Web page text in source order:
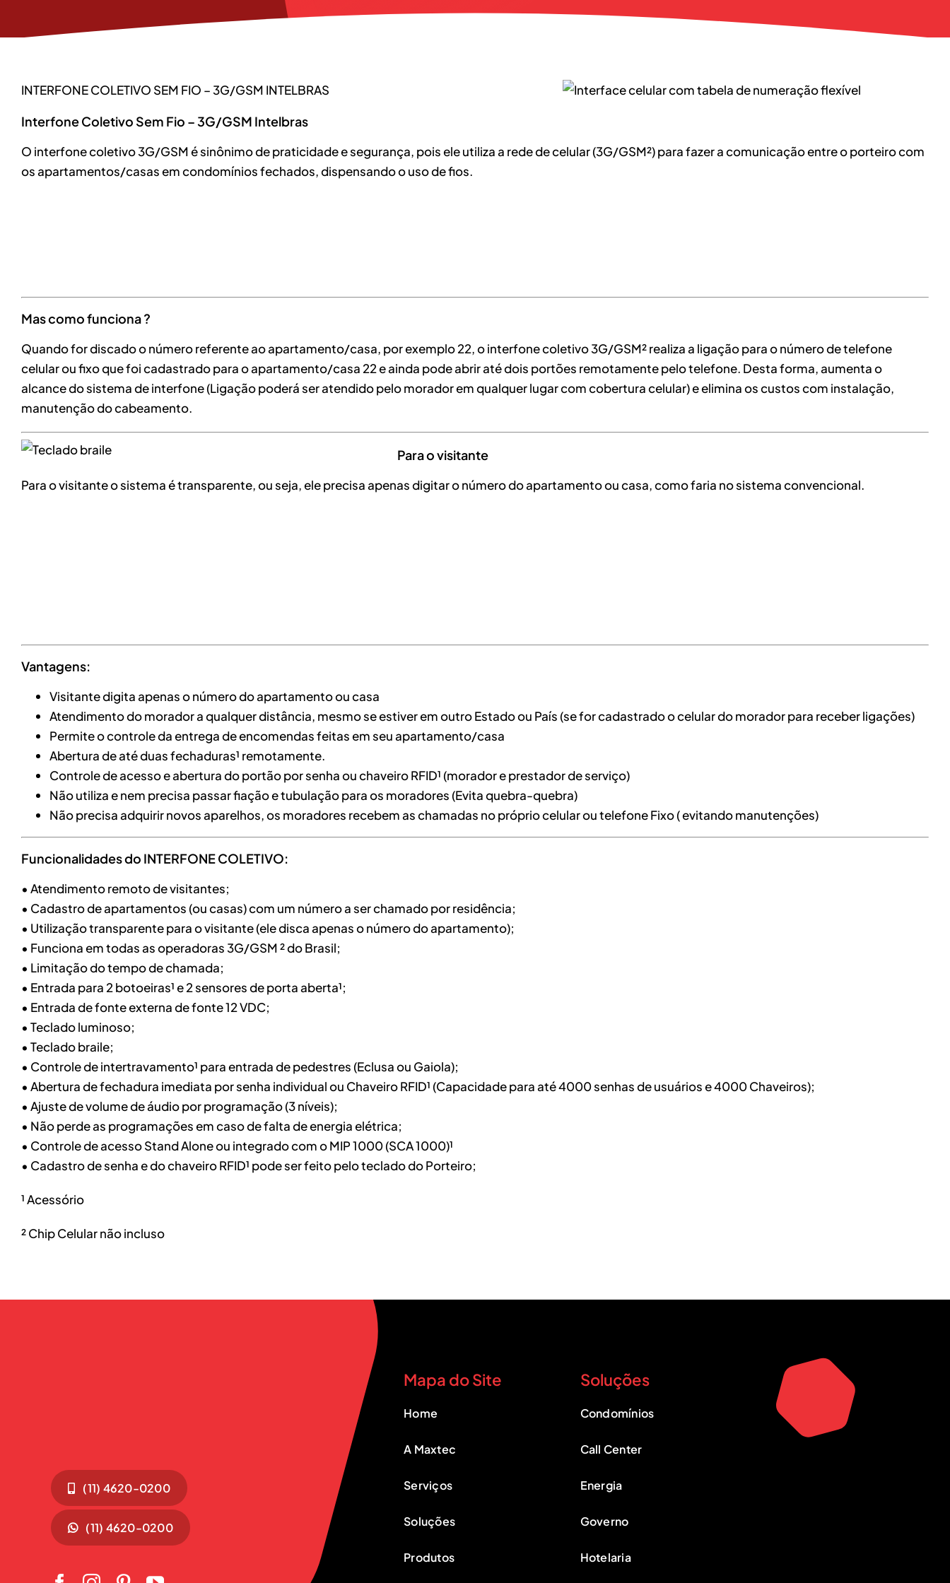
INTERFONE COLETIVO SEM FIO – 3G/GSM INTELBRAS
Interfone Coletivo Sem Fio – 3G/GSM Intelbras
O interfone coletivo 3G/GSM é sinônimo de praticidade e segurança, pois ele utiliza a rede de celular (3G/GSM²) para fazer a comunicação entre o porteiro com
os apartamentos/casas em condomínios fechados, dispensando o uso de fios.
Mas como funciona ?
Quando for discado o número referente ao apartamento/casa, por exemplo 22, o interfone coletivo 3G/GSM² realiza a ligação para o número de telefone
celular ou fixo que foi cadastrado para o apartamento/casa 22 e ainda pode abrir até dois portões remotamente pelo telefone. Desta forma, aumenta o
alcance do sistema de interfone (Ligação poderá ser atendido pelo morador em qualquer lugar com cobertura celular) e elimina os custos com instalação,
manutenção do cabeamento.
Para o visitante
Para o visitante o sistema é transparente, ou seja, ele precisa apenas digitar o número do apartamento ou casa, como faria no sistema convencional.
Vantagens:
Visitante digita apenas o número do apartamento ou casa
Atendimento do morador a qualquer distância, mesmo se estiver em outro Estado ou País (se for cadastrado o celular do morador para receber ligações)
Permite o controle da entrega de encomendas feitas em seu apartamento/casa
Abertura de até duas fechaduras¹ remotamente.
Controle de acesso e abertura do portão por senha ou chaveiro RFID¹ (morador e prestador de serviço)
Não utiliza e nem precisa passar fiação e tubulação para os moradores (Evita quebra-quebra)
Não precisa adquirir novos aparelhos, os moradores recebem as chamadas no próprio celular ou telefone Fixo ( evitando manutenções)
Funcionalidades do INTERFONE COLETIVO:
• Atendimento remoto de visitantes;
• Cadastro de apartamentos (ou casas) com um número a ser chamado por residência;
• Utilização transparente para o visitante (ele disca apenas o número do apartamento);
• Funciona em todas as operadoras 3G/GSM ² do Brasil;
• Limitação do tempo de chamada;
• Entrada para 2 botoeiras¹ e 2 sensores de porta aberta¹;
• Entrada de fonte externa de fonte 12 VDC;
• Teclado luminoso;
• Teclado braile;
• Controle de intertravamento¹ para entrada de pedestres (Eclusa ou Gaiola);
• Abertura de fechadura imediata por senha individual ou Chaveiro RFID¹ (Capacidade para até 4000 senhas de usuários e 4000 Chaveiros);
• Ajuste de volume de áudio por programação (3 níveis);
• Não perde as programações em caso de falta de energia elétrica;
• Controle de acesso Stand Alone ou integrado com o MIP 1000 (SCA 1000)¹
• Cadastro de senha e do chaveiro RFID¹ pode ser feito pelo teclado do Porteiro;
¹ Acessório
² Chip Celular não incluso
(11) 4620-0200
(11) 4620-0200
Mapa do Site
Home
A Maxtec
Serviços
Soluções
Produtos
Soluções
Condomínios
Call Center
Energia
Governo
Hotelaria